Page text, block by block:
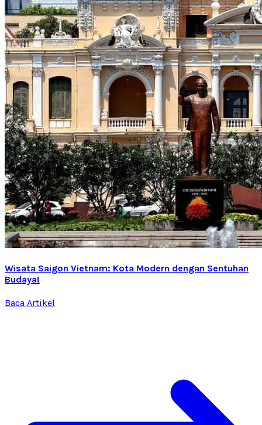
Wisata Saigon Vietnam: Kota Modern dengan Sentuhan
Budaya!
Baca Artikel